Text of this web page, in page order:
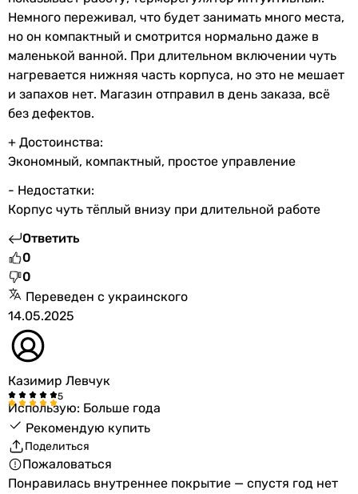
Немного переживал, что будет занимать много места,
но он компактный и смотрится нормально даже в
маленькой ванной. При длительном включении чуть
нагревается нижняя часть корпуса, но это не мешает
и запахов нет. Магазин отправил в день заказа, всё
без дефектов.
+ Достоинства:
Экономный, компактный, простое управление
- Недостатки:
Корпус чуть тёплый внизу при длительной работе
Ответить
0
0
Переведен с украинского
14.05.2025
Казимир Левчук
Использую: Больше года
Рекомендую купить
Поделиться
Пожаловаться
Понравилась внутреннее покрытие — спустя год нет